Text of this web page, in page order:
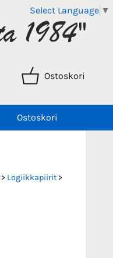
Select Language ▼
Ostoskori
Ostoskori
> Logiikkapiirit>